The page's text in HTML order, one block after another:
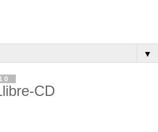
▼
CD